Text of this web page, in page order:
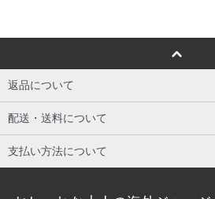
返品について
配送・送料について
支払い方法について